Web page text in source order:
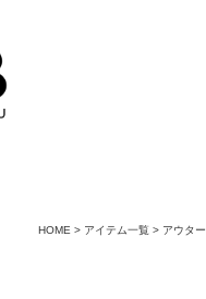
HOME アイテム一覧 アウター